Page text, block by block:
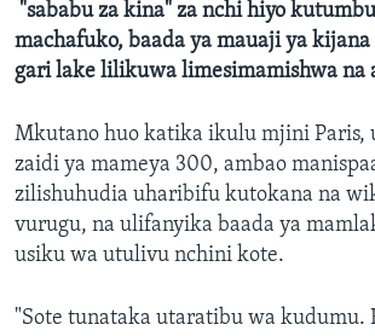
"sababu za kina" za nchi hiyo
machafuko, baada ya mauaji ya
gari lake lilikuwa limesimamishwa na
Mkutano huo katika ikulu mjini Paris,
zaidi ya mameya 300, ambao
zilishuhudia uharibifu kutokana na
vurugu, na ulifanyika baada ya
usiku wa utulivu nchini kote.
"Sote tunataka utaratibu wa kudumu.